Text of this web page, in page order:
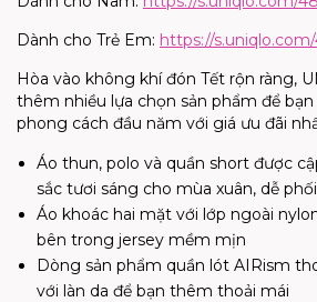
Dành cho Trẻ Em: https://
Hòa vào không khí đón Tết rộn ràng,
thêm nhiều lựa chọn sản phẩm để
phong cách đầu năm với giá ưu đãi
Áo thun, polo và quần short được
sắc tươi sáng cho mùa xuân, dễ
Áo khoác hai mặt với lớp ngoài
bên trong jersey mềm mịn
Dòng sản phẩm quần lót AIRism
với làn da để bạn thêm thoải mái